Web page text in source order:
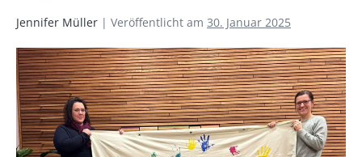
Jennifer Müller | Veröffentlicht am 30. Januar 2025